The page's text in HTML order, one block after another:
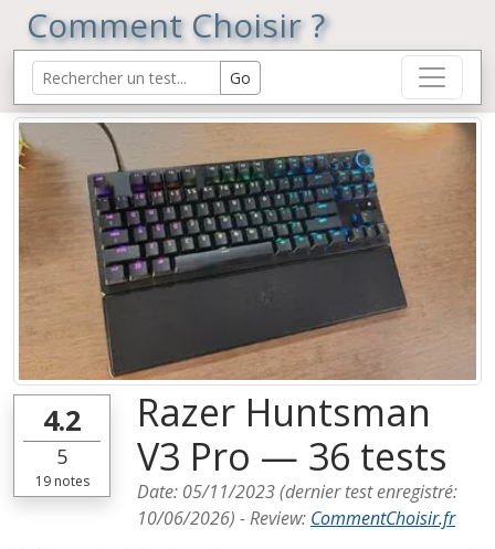
Comment Choisir ?
4.2
5
19notes
Razer Huntsman
V3 Pro — 36 tests
Date: 05/11/2023(dernier test enregistré:
10/06/2026) -Review: CommentChoisir.fr